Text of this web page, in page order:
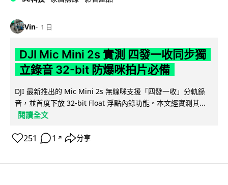
Vin 1 日
DJI Mic Mini 2s 實測 四發一收同步獨
立錄音 32-bit 防爆咪拍片必備
DJI 最新推出的 Mic Mini 2s 無線咪支援「四發一收」分軌錄
音，並首度下放 32-bit Float 浮點內錄功能。本文經實測其...
閱讀全文
251 1 ↗ 分享